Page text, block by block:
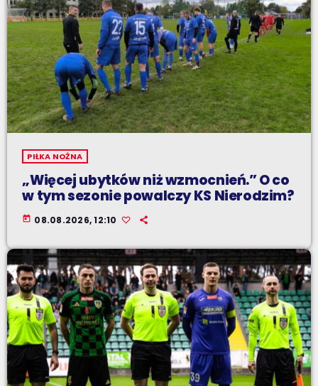
PIŁKA NOŻNA
„Więcej ubytków niż wzmocnień.” O co
w tym sezonie powalczy KS Nierodzim?
today 08.08.2026, 12:10